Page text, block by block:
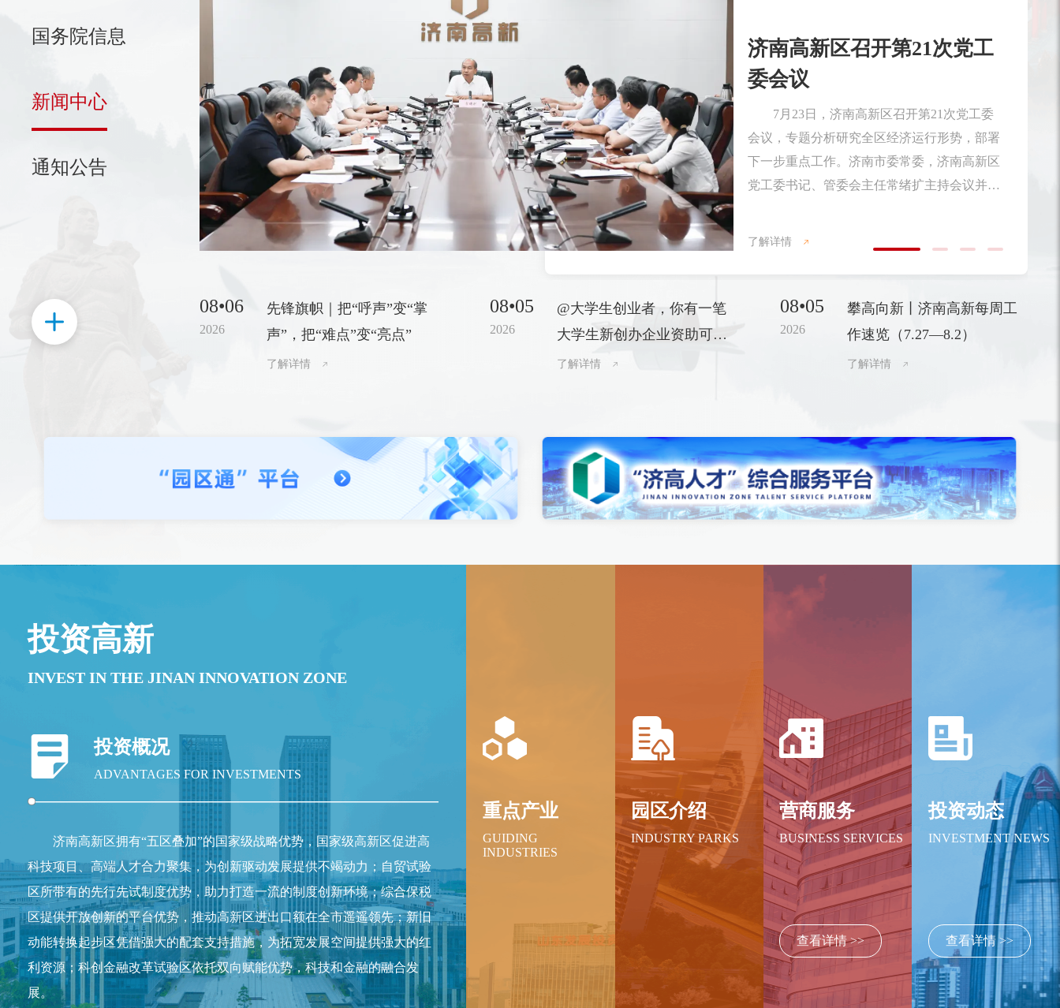
国务院信息
新闻中心
通知公告
召开党工委会议
济南高新区党工委书记、管委
持会议并讲话。会议传达学习
国科协第十一次全国代表大会
济南高新区优秀共产党员、
优秀党务工作者和先进基层
党...
在即将迎来中国共产党成立105周年之
际，6月27日，济南高新区优秀共产党员、优
秀党务工作者和先进基层党组织表彰大会召
管委会主任常绪扩出席会议并讲话。济南高新
工作部部长许盈盈宣读了《关于表彰济南高新
区优秀共产党员、优秀党务工作者和先进基层
党组织的决定》，与会领导为受表彰代表颁
了解详情
08•06
2026
先锋旗帜｜把“呼声”变“掌
声”，把“难点”变“亮点”
了解详情
08•05
2026
@大学生创业者，你有一笔
大学生新创办企业资助可以
申请
了解详情
08•05
2026
攀高向新丨济南高新每周工
作速览（7.27—8.2）
了解详情
投资高新
INVEST IN THE JINAN INNOVATION ZONE
投资概况
ADVANTAGES FOR INVESTMENTS
济南高新区拥有“五区叠加”的国家级战略优势，国家级高新区促进高
科技项目、高端人才合力聚集，为创新驱动发展提供不竭动力；自贸试验
区所带有的先行先试制度优势，助力打造一流的制度创新环境；综合保税
区提供开放创新的平台优势，推动高新区进出口额在全市遥遥领先；新旧
动能转换起步区凭借强大的配套支持措施，为拓宽发展空间提供强大的红
利资源；科创金融改革试验区依托双向赋能优势，科技和金融的融合发
展。
重点产业
GUIDING
INDUSTRIES
园区介绍
INDUSTRY PARKS
营商服务
BUSINESS SERVICES
查看详情 >>
投资动态
INVESTMENT NEWS
查看详情 >>